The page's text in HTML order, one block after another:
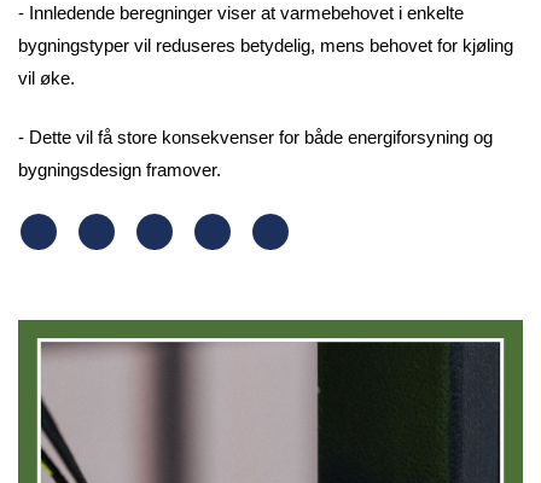
- Innledende beregninger viser at varmebehovet i enkelte
bygningstyper vil reduseres betydelig, mens behovet for kjøling
vil øke.
- Dette vil få store konsekvenser for både energiforsyning og
bygningsdesign framover.